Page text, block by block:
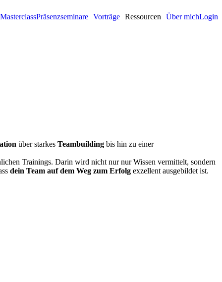
MasterclassPräsenzseminare Vorträge Ressourcen Über michLogin
über starkes Teambuilding bis hin zu einer
Trainings. Darin wird nicht nur nur Wissen vermittelt, sondern
dein Team auf dem Weg zum Erfolg exzellent ausgebildet ist.